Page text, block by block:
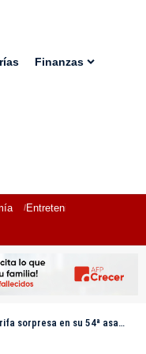
Finanzas
Entretenimiento
en su 54ª asamblea